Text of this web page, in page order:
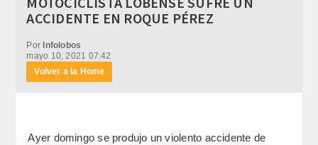
ACCIDENTE EN ROQUE PÉREZ
Por Infolobos
mayo 10, 2021 07:42
Volver a la Home
Ayer domingo se produjo un violento accidente de